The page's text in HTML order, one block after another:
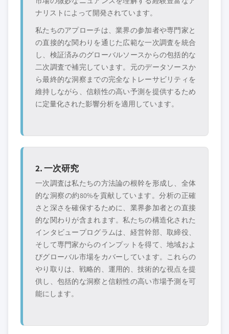
ナリストによって開発されています。
私たちのアプローチは、業界の参加者や専門家と
の直接的な関わりを通じた広範な一次調査を統合
し、検証済みのグローバルソースからの包括的な
二次調査で補完しています。元のデータソースか
ら最終的な洞察までの完全なトレーサビリティを
維持しながら、信頼性の高い予測を提供するため
に定量化された影響分析を適用しています。
2. 一次研究
一次調査は私たちの方法論の根幹を形成し、全体
的な洞察の約80%を貢献しています。分析の正確
さと深さを確保するために、業界参加者との直接
的な関わりが含まれます。私たちの構造化された
インタビュープログラムは、経営幹部、取締役、
そして専門家からのインプットを得て、地域およ
びグローバル市場をカバーしています。これらの
やり取りは、戦略的、運用的、技術的な視点を提
供し、包括的な洞察と信頼性の高い市場予測を可
能にします。